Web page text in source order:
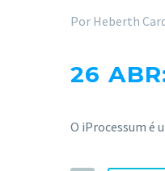
Por Heberth
26
O iProcessum é